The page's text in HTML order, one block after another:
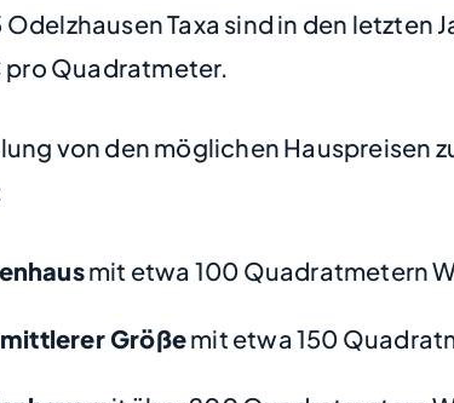
Odelzhausen Taxa sind in den
pro Quadratmeter.
von den möglichen
mit etwa 100 Quadratmetern
Größemit etwa 150